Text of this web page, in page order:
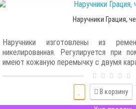
Наручники Грация,
Наручники изготовлены из
никелированная. Регулируется при
имеют кожаную перемычку с двумя
В корзину